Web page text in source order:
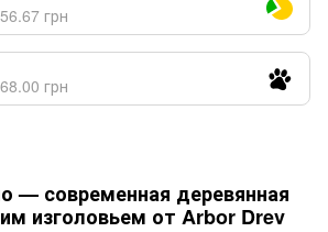
грн
грн
— современная деревянная
изголовьем от Arbor Drev